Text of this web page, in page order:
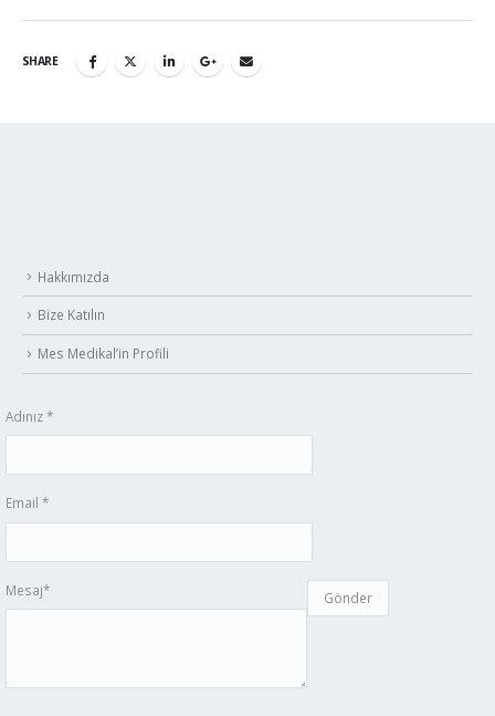
SHARE
Hakkımızda
Bize Katılın
Mes Medikal’in Profili
Adınız *
Email *
Mesaj*